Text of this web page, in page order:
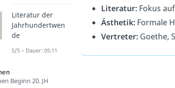
Literatur: Fokus
Ästhetik: Formale
Vertreter: Goethe,
Literatur der
Jahrhundertwen
de
5/5 – Dauer: 05:11
Beginn 20. JH